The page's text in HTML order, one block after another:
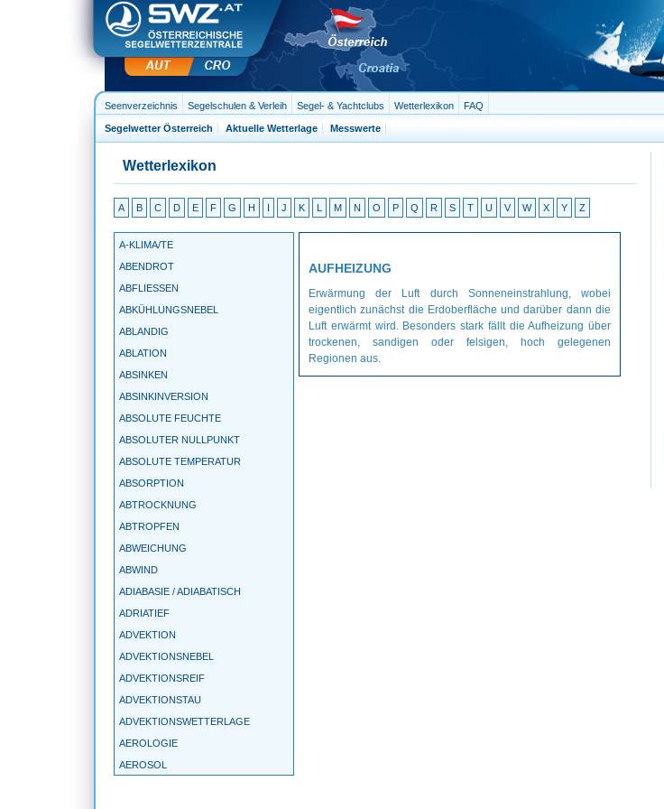
Seenverzeichnis Segelschulen & Verleih Segel- & Yachtclubs Wetterlexikon FAQ
Segelwetter Österreich Aktuelle Wetterlage Messwerte
Wetterlexikon
A B C D E F G H I J K L M N O P Q R S T U V W X Y Z
A-KLIMA/TE
ABENDROT
ABFLIESSEN
ABKÜHLUNGSNEBEL
ABLANDIG
ABLATION
ABSINKEN
ABSINKINVERSION
ABSOLUTE FEUCHTE
ABSOLUTER NULLPUNKT
ABSOLUTE TEMPERATUR
ABSORPTION
ABTROCKNUNG
ABTROPFEN
ABWEICHUNG
ABWIND
ADIABASIE / ADIABATISCH
ADRIATIEF
ADVEKTION
ADVEKTIONSNEBEL
ADVEKTIONSREIF
ADVEKTIONSTAU
ADVEKTIONSWETTERLAGE
AEROLOGIE
AEROSOL
AUFHEIZUNG
Erwärmung der Luft durch Sonneneinstrahlung, wobei
eigentlich zunächst die Erdoberfläche und darüber dann die
Luft erwärmt wird. Besonders stark fällt die Aufheizung über
trockenen, sandigen oder felsigen, hoch gelegenen
Regionen aus.